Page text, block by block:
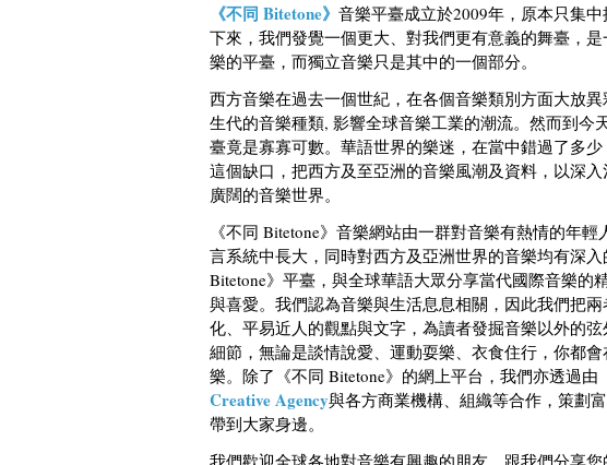
《不同 Bitetone》 音樂平臺成立於2009年，原本只集
下來，我們發覺一個更大、對我們更有意義的舞臺，
樂的平臺，而獨立音樂只是其中的一個部分。
西方音樂在過去一個世紀，在各個音樂類別方面大放
生代的音樂種類, 影響全球音樂工業的潮流。然而到今
臺竟是寡寡可數。華語世界的樂迷，在當中錯過了多
這個缺口，把西方及至亞洲的音樂風潮及資料，以深
廣闊的音樂世界。
《不同 Bitetone》音樂網站由一群對音樂有熱情的年
言系統中長大，同時對西方及亞洲世界的音樂均有深
Bitetone》平臺，與全球華語大眾分享當代國際音樂的
與喜愛。我們認為音樂與生活息息相關，因此我們把
化、平易近人的觀點與文字，為讀者發掘音樂以外的
細節，無論是談情說愛、運動耍樂、衣食住行，你都
樂。除了《不同 Bitetone》的網上平台，我們亦透過由
Creative Agency與各方商業機構、組織等合作，策劃
帶到大家身邊。
我們歡迎全球各地對音樂有興趣的朋友，跟我們分享